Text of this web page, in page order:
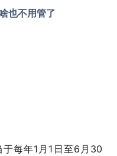
也不用管了
于每年1月1日至6月30